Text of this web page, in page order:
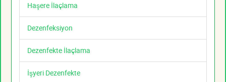
Haşere İlaçlama
Dezenfeksiyon
Dezenfekte İlaçlama
İşyeri Dezenfekte